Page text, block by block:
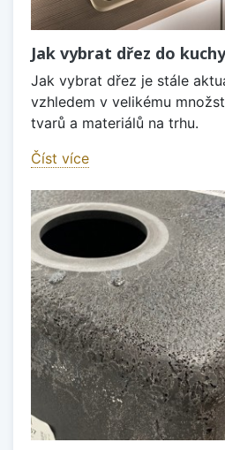
Jak vybrat dřez do
Jak vybrat dřez je stále
vzhledem v velikému
tvarů a materiálů na trhu.
Číst více